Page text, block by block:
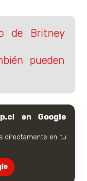
de Britney
pueden
en Google
directamente en tu